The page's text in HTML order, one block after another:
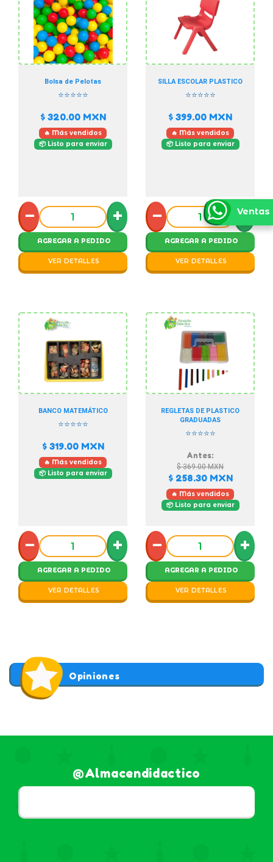
Bolsa de Pelotas
⭐⭐⭐⭐⭐
$ 320.00MXN
🔥 Más vendidos
📦 Listo para enviar
− +
AGREGAR A PEDIDO
VER DETALLES
SILLA ESCOLAR PLASTICO
⭐⭐⭐⭐⭐
$ 399.00 MXN
🔥 Más vendidos
📦 Listo para enviar
− +
AGREGAR A PEDIDO
VER DETALLES
BANCO MATEMÁTICO
⭐⭐⭐⭐⭐
$ 319.00MXN
🔥 Más vendidos
📦 Listo para enviar
− +
AGREGAR A PEDIDO
VER DETALLES
REGLETAS DE PLASTICO
GRADUADAS
⭐⭐⭐⭐⭐
Antes:
$ 369.00MXN
$ 258.30MXN
🔥 Más vendidos
📦 Listo para enviar
− +
AGREGAR A PEDIDO
VER DETALLES
Opiniones
@almacendidactico
Ventas